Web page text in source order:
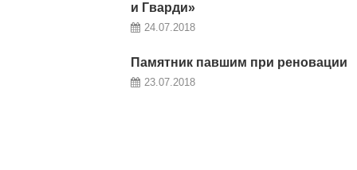
и Гварди»
24.07.2018
Памятник павшим при реновации
23.07.2018